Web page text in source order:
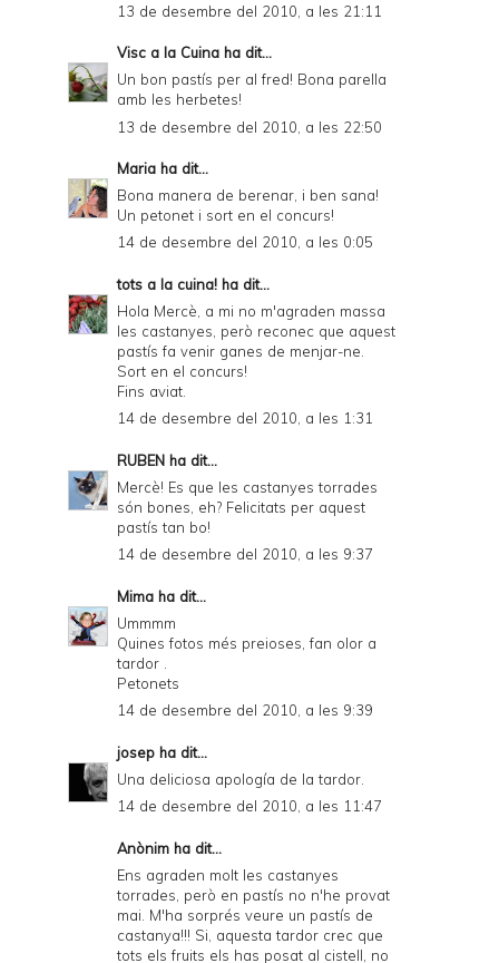
13 de desembre del 2010, a les 21:11
Visc a la Cuina ha dit...
Un bon pastís per al fred! Bona parella
amb les herbetes!
13 de desembre del 2010, a les 22:50
Maria ha dit...
Bona manera de berenar, i ben sana!
Un petonet i sort en el concurs!
14 de desembre del 2010, a les 0:05
tots a la cuina! ha dit...
Hola Mercè, a mi no m'agraden massa
les castanyes, però reconec que aquest
pastís fa venir ganes de menjar-ne.
Sort en el concurs!
Fins aviat.
14 de desembre del 2010, a les 1:31
RUBEN ha dit...
Mercè! Es que les castanyes torrades
són bones, eh? Felicitats per aquest
pastís tan bo!
14 de desembre del 2010, a les 9:37
Mima ha dit...
Ummmm
Quines fotos més preioses, fan olor a
tardor .
Petonets
14 de desembre del 2010, a les 9:39
josep ha dit...
Una deliciosa apología de la tardor.
14 de desembre del 2010, a les 11:47
Anònim ha dit...
Ens agraden molt les castanyes
torrades, però en pastís no n'he provat
mai. M'ha sorprés veure un pastís de
castanya!!! Si, aquesta tardor crec que
tots els fruits els has posat al cistell, no